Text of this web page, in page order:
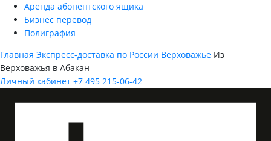
Аренда абонентского ящика
Бизнес перевод
Полиграфия
Главная Экспресс-доставка по России Верховажье Из
Верховажья в Абакан
Личный кабинет +7 495 215-06-42